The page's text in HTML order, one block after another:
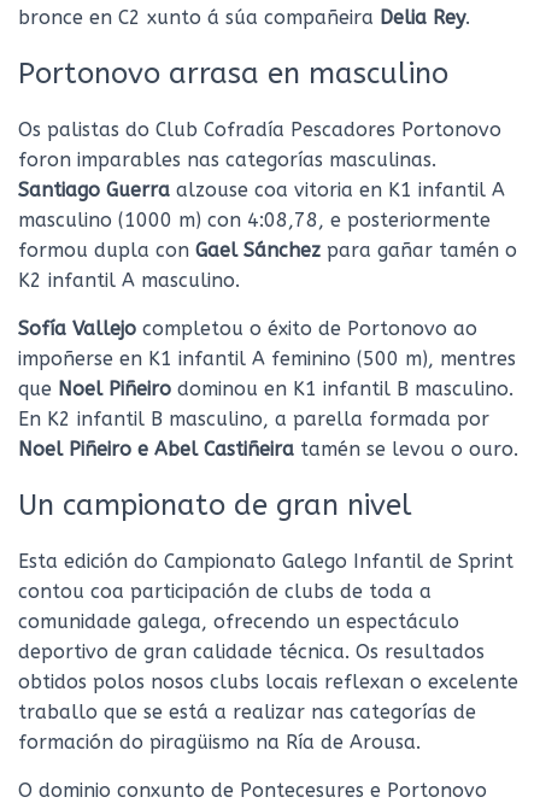
bronce en C2 xunto á súa compañeira Delia Rey.
Portonovo arrasa en masculino
Os palistas do Club Cofradía Pescadores Portonovo
foron imparables nas categorías masculinas.
Santiago Guerra alzouse coa vitoria en K1 infantil A
masculino (1000 m) con 4:08,78, e posteriormente
formou dupla con Gael Sánchez para gañar tamén o
K2 infantil A masculino.
Sofía Vallejo completou o éxito de Portonovo ao
impoñerse en K1 infantil A feminino (500 m), mentres
que Noel Piñeiro dominou en K1 infantil B masculino.
En K2 infantil B masculino, a parella formada por
Noel Piñeiro e Abel Castiñeira tamén se levou o ouro.
Un campionato de gran nivel
Esta edición do Campionato Galego Infantil de Sprint
contou coa participación de clubs de toda a
comunidade galega, ofrecendo un espectáculo
deportivo de gran calidade técnica. Os resultados
obtidos polos nosos clubs locais reflexan o excelente
traballo que se está a realizar nas categorías de
formación do piragüismo na Ría de Arousa.
O dominio conxunto de Pontecesures e Portonovo